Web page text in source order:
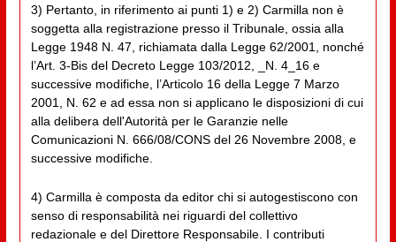
3) Pertanto, in riferimento ai punti 1) e 2) Carmilla non è
soggetta alla registrazione presso il Tribunale, ossia alla
Legge 1948 N. 47, richiamata dalla Legge 62/2001, nonché
l’Art. 3-Bis del Decreto Legge 103/2012, _N. 4_16 e
successive modifiche, l’Articolo 16 della Legge 7 Marzo
2001, N. 62 e ad essa non si applicano le disposizioni di cui
alla delibera dell'Autorità per le Garanzie nelle
Comunicazioni N. 666/08/CONS del 26 Novembre 2008, e
successive modifiche.
4) Carmilla è composta da editor chi si autogestiscono con
senso di responsabilità nei riguardi del collettivo
redazionale e del Direttore Responsabile. I contributi